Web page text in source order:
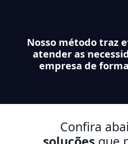
Nosso método traz
atender as
empresa de
Confira